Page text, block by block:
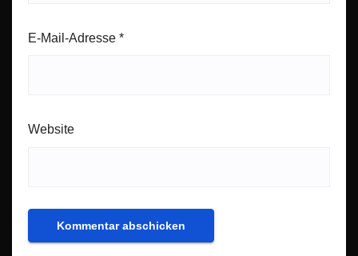
E-Mail-Adresse *
Website